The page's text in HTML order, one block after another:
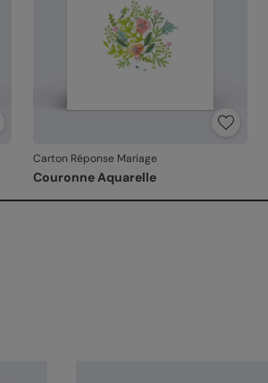
Carton Réponse Mariage
Couronne Aquarelle